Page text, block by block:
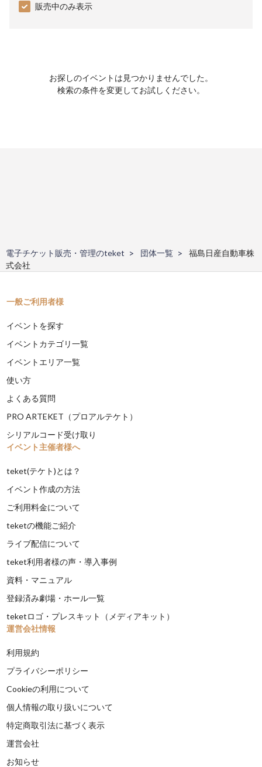
販売中のみ表示
お探しのイベントは見つかりませんでした。
検索の条件を変更してお試しください。
電子チケット販売・管理のteket 団体一覧
福島日産自動車株
式会社
一般ご利用者様
イベントを探す
イベントカテゴリ一覧
イベントエリア一覧
使い方
よくある質問
PRO ARTEKET（プロアルテケト）
シリアルコード受け取り
イベント主催者様へ
teket(テケト)とは？
イベント作成の方法
ご利用料金について
teketの機能ご紹介
ライブ配信について
teket利用者様の声・導入事例
資料・マニュアル
登録済み劇場・ホール一覧
teketロゴ・プレスキット（メディアキット）
運営会社情報
利用規約
プライバシーポリシー
Cookieの利用について
個人情報の取り扱いについて
特定商取引法に基づく表示
運営会社
お知らせ